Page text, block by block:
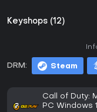
Keyshops (12)
DRM: Steam
Call of Duty:
PC Windows